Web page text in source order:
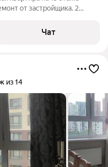
oт зaстpoйщика. 2
и
Чат
из 14